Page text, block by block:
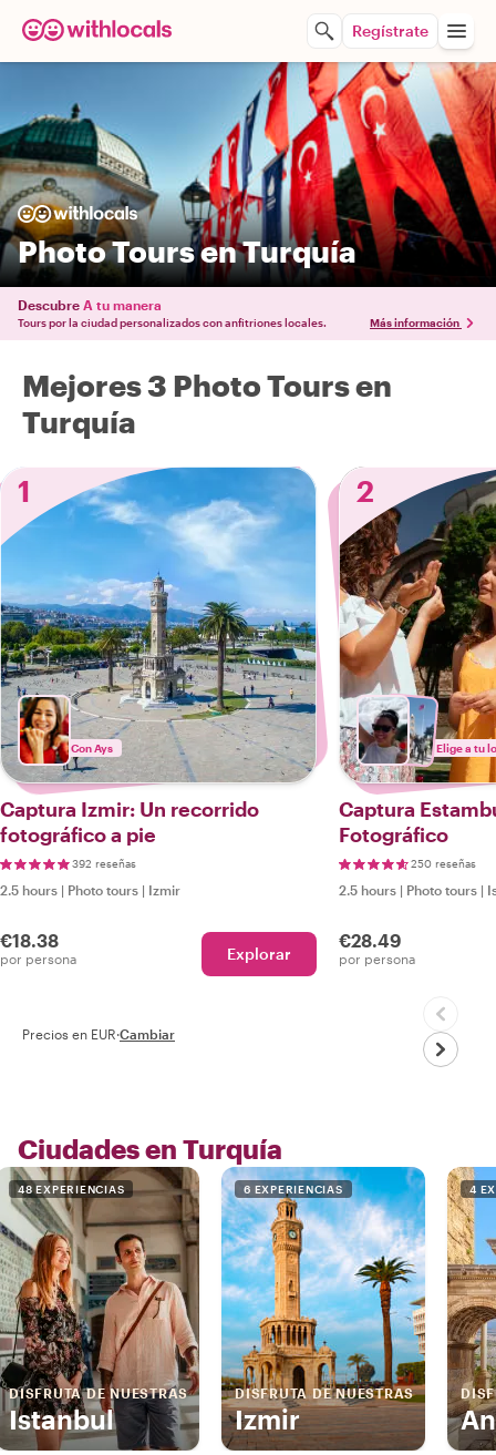
Regístrate
Photo Tours en Turquía
Descubre A tu manera
Tours por la ciudad personalizados con anfitriones locales. Más información
Mejores 3 Photo Tours en
Turquía
1
Con Ays
Captura Izmir: Un recorrido
fotográfico a pie
392 reseñas
2.5 hours | Photo tours | Izmir
€18.38
por persona Explorar
2
Elige a tu
Captura
Fotográfico
250 reseñas
2.5 hours | Photo tours |
€28.49
por persona
Precios en EUR·Cambiar
Ciudades en Turquía
48 EXPERIENCIAS
DISFRUTA DE NUESTRAS
Istanbul
6 EXPERIENCIAS
DISFRUTA DE NUESTRAS
Izmir
4